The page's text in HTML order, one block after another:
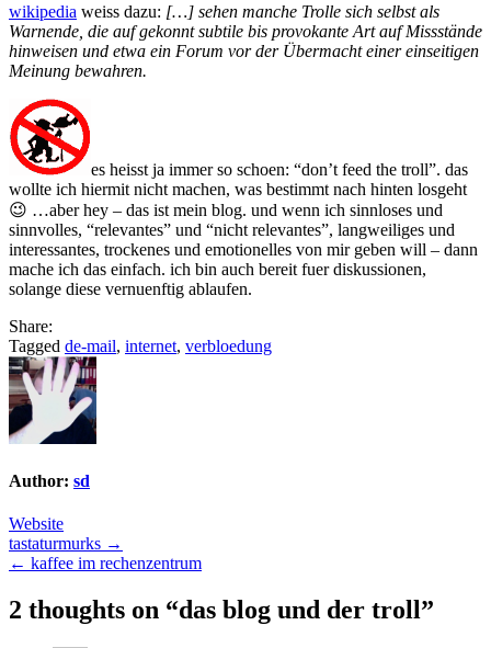
wikipedia weiss dazu: […] sehen manche Trolle sich selbst als
Warnende, die auf gekonnt subtile bis provokante Art auf Missstände
hinweisen und etwa ein Forum vor der Übermacht einer einseitigen
Meinung bewahren.
es heisst ja immer so schoen: “don’t feed the troll”. das
wollte ich hiermit nicht machen, was bestimmt nach hinten losgeht
😉 …aber hey – das ist mein blog. und wenn ich sinnloses und
sinnvolles, “relevantes” und “nicht relevantes”, langweiliges und
interessantes, trockenes und emotionelles von mir geben will – dann
mache ich das einfach. ich bin auch bereit fuer diskussionen,
solange diese vernuenftig ablaufen.
Share:
Tagged de-mail, internet, verbloedung
Author: sd
Website
Post
navigation
tastaturmurks →
← kaffee im rechenzentrum
2 thoughts on “das blog und der troll”